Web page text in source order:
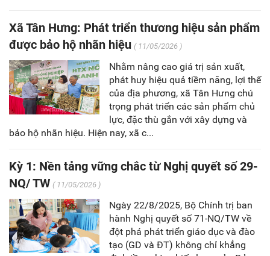
Xã Tân Hưng: Phát triển thương hiệu sản phẩm
được bảo hộ nhãn hiệu ( 11/05/2026 )
Nhằm nâng cao giá trị sản xuất,
phát huy hiệu quả tiềm năng, lợi thế
của địa phương, xã Tân Hưng chú
trọng phát triển các sản phẩm chủ
lực, đặc thù gắn với xây dựng và
bảo hộ nhãn hiệu. Hiện nay, xã c...
Kỳ 1: Nền tảng vững chắc từ Nghị quyết số 29-
NQ/ TW ( 11/05/2026 )
Ngày 22/8/2025, Bộ Chính trị ban
hành Nghị quyết số 71-NQ/TW về
đột phá phát triển giáo dục và đào
tạo (GD và ĐT) không chỉ khẳng